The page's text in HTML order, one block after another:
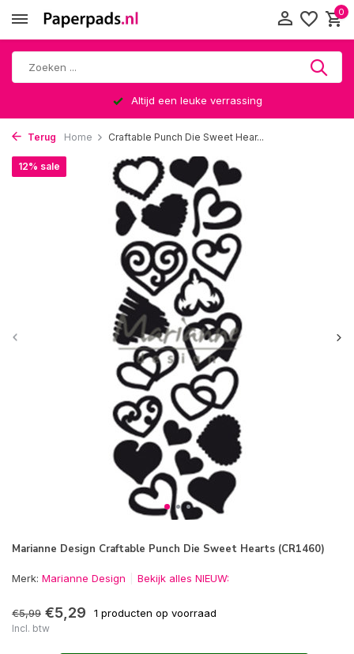
0
Altijd een leuke verrassing
Terug Home Craftable Punch Die Sweet Hear...
Marianne Design Craftable Punch Die Sweet Hearts (CR1460)
12% sale
Merk: Marianne Design Bekijk alles NIEUW:
€5,99 €5,29 1 producten op voorraad
Incl. btw